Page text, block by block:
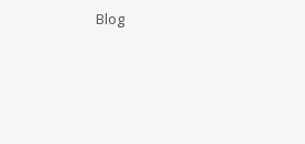
Blog